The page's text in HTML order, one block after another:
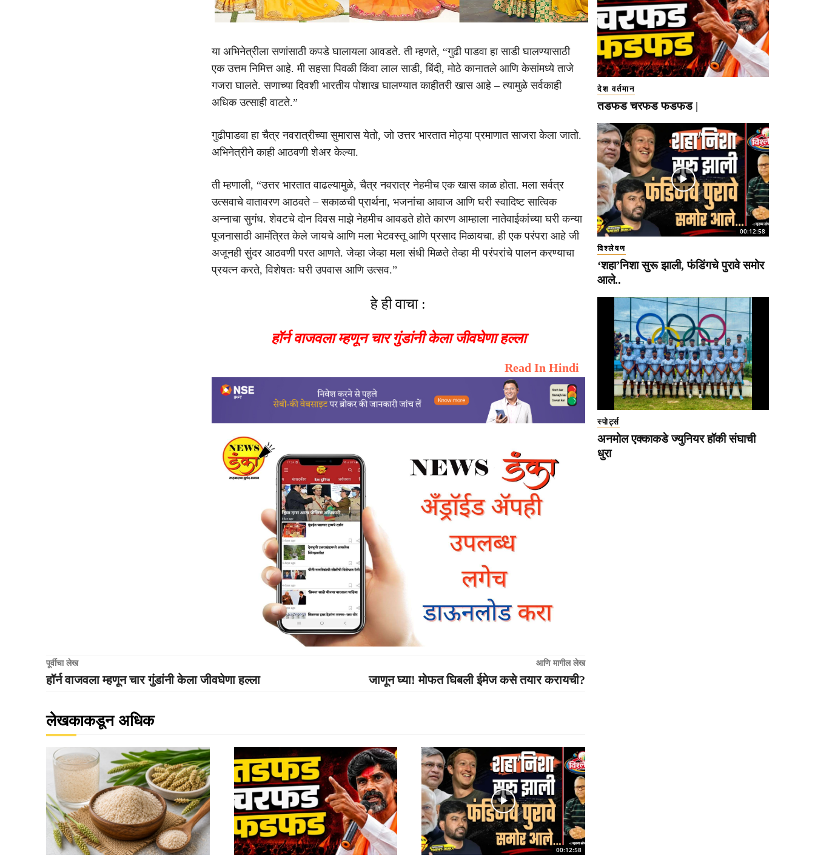
या अभिनेत्रीला सणांसाठी कपडे घालायला आवडते. ती म्हणते, “गुढी पाडवा हा साडी घालण्यासाठी
एक उत्तम निमित्त आहे. मी सहसा पिवळी किंवा लाल साडी, बिंदी, मोठे कानातले आणि केसांमध्ये ताजे
गजरा घालते. सणाच्या दिवशी भारतीय पोशाख घालण्यात काहीतरी खास आहे – त्यामुळे सर्वकाही
अधिक उत्साही वाटते.”
गुढीपाडवा हा चैत्र नवरात्रीच्या सुमारास येतो, जो उत्तर भारतात मोठ्या प्रमाणात साजरा केला जातो.
अभिनेत्रीने काही आठवणी शेअर केल्या.
ती म्हणाली, “उत्तर भारतात वाढल्यामुळे, चैत्र नवरात्र नेहमीच एक खास काळ होता. मला सर्वत्र
उत्सवाचे वातावरण आठवते – सकाळची प्रार्थना, भजनांचा आवाज आणि घरी स्वादिष्ट सात्विक
अन्नाचा सुगंध. शेवटचे दोन दिवस माझे नेहमीच आवडते होते कारण आम्हाला नातेवाईकांच्या घरी कन्या
पूजनासाठी आमंत्रित केले जायचे आणि मला भेटवस्तू आणि प्रसाद मिळायचा. ही एक परंपरा आहे जी
अजूनही सुंदर आठवणी परत आणते. जेव्हा जेव्हा मला संधी मिळते तेव्हा मी परंपरांचे पालन करण्याचा
प्रयत्न करते, विशेषतः घरी उपवास आणि उत्सव.”
हे ही वाचा :
हॉर्न वाजवला म्हणून चार गुंडांनी केला जीवघेणा हल्ला
Read In Hindi
पूर्वीचा लेख
हॉर्न वाजवला म्हणून चार गुंडांनी केला जीवघेणा हल्ला
आणि मागील लेख
जाणून घ्या! मोफत घिबली ईमेज कसे तयार करायची?
लेखकाकडून अधिक
00:12:58
देश वर्तमान
तडफड चरफड फडफड |
00:12:58
विश्लेषण
‘शहा’निशा सुरू झाली, फंडिंगचे पुरावे समोर
आले..
स्पोर्ट्स
अनमोल एक्काकडे ज्युनियर हॉकी संघाची
धुरा